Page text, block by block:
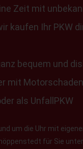
Zeit mit
kaufen Ihr PKW
bequem und
mit
als UnfallPKW
um die Uhr mit
für Sie